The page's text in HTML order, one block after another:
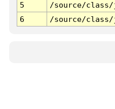
5
/source/class/
6
/source/class/